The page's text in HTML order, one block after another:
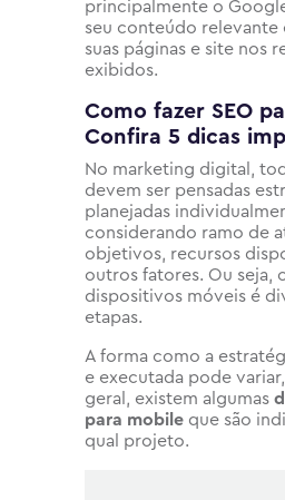
principalmente o
seu conteúdo relevante
suas páginas e site nos
exibidos.
Como fazer SEO
Confira 5 dicas
No marketing digital,
devem ser pensadas
planejadas
considerando ramo de
objetivos, recursos
outros fatores. Ou seja,
dispositivos móveis é
etapas.
A forma como a
e executada pode
geral, existem algumas
para mobile que são
qual projeto.